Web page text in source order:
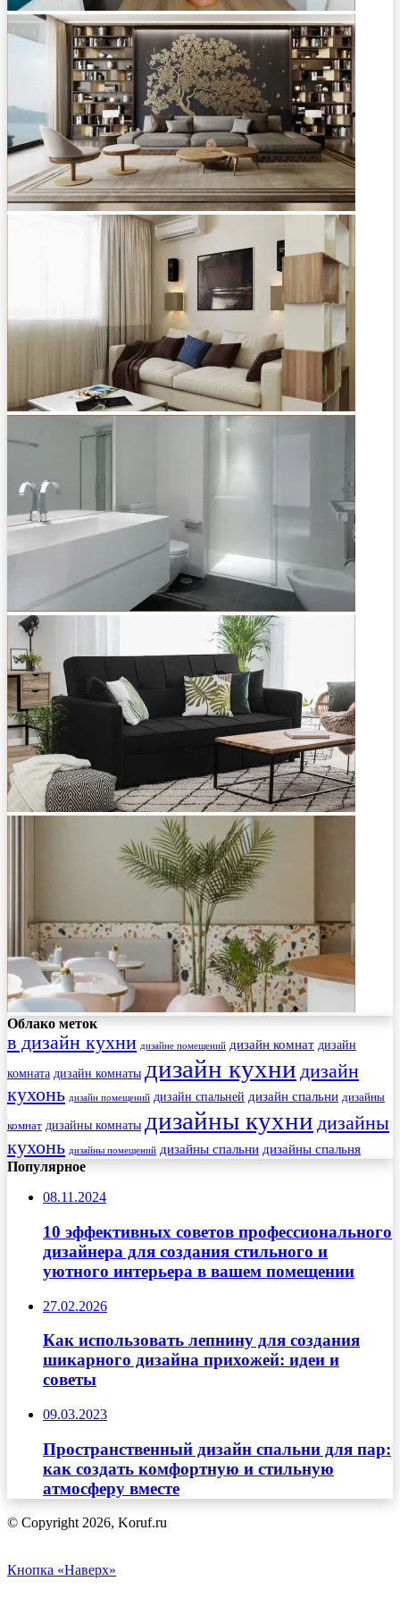
Облако меток
в дизайн кухни дизайне помещений дизайн комнат дизайн
комната дизайн комнаты дизайн кухни дизайн
кухонь дизайн помещений дизайн спальней дизайн спальни дизайны
комнат дизайны комнаты дизайны кухни дизайны
кухонь дизайны помещений дизайны спальни дизайны спальня
Популярное
08.11.2024
10 эффективных советов профессионального
дизайнера для создания стильного и
уютного интерьера в вашем помещении
27.02.2026
Как использовать лепнину для создания
шикарного дизайна прихожей: идеи и
советы
09.03.2023
Пространственный дизайн спальни для пар:
как создать комфортную и стильную
атмосферу вместе
© Copyright 2026, Koruf.ru
Кнопка «Наверх»